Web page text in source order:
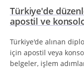
Türkiye'de
apostil ve
Türkiye'de alınan
için apostil veya
belgeler, işlem